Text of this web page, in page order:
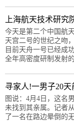
上海航天技术研
今天是第二个中国航
天宫二号的世纪之吻
目前天舟一号已经成
全年高密度研制发射
寻家人!一男子20
图说：4月4日，这名
未找到其亲属。记者
了一名在路边晕倒的